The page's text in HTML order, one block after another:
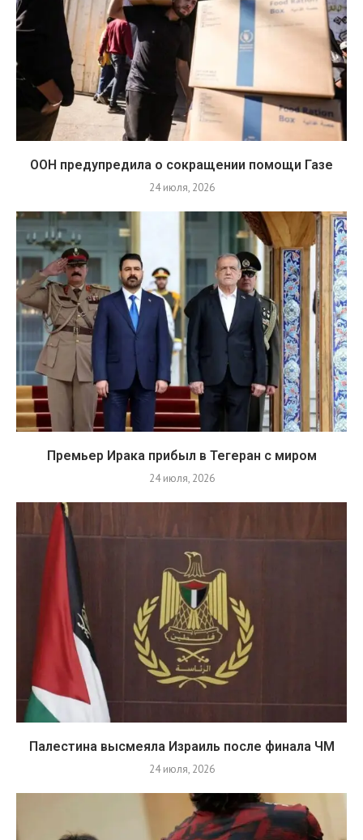
ООН предупредила о сокращении помощи Газе
24 июля, 2026
Премьер Ирака прибыл в Тегеран с миром
24 июля, 2026
Палестина высмеяла Израиль после финала ЧМ
24 июля, 2026